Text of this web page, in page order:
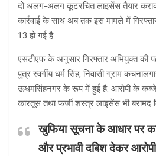
दो अलग-अलग कूटरचित लाइसेंस तैयार
कार्रवाई के साथ अब तक इस मामले में
13 हो गई है.
एसटीएफ के अनुसार गिरफ्तार अभियुक्त की
पुत्र स्वर्गीय धर्म सिंह, निवासी ग्राम
ऊधमसिंहनगर के रूप में हुई है. आरोपी के
कारतूस तथा फर्जी शस्त्र लाइसेंस भी बरामद
खुफिया सूचना के आधार पर
और प्रभावी दबिश देकर